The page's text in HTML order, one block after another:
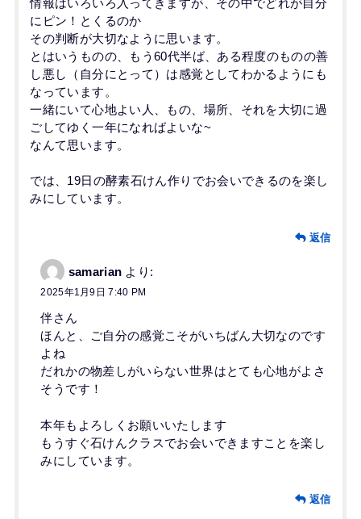
情報はいろいろ入ってきますが、その中でどれが自分
にピン！とくるのか
その判断が大切なように思います。
とはいうものの、もう60代半ば、ある程度のものの善
し悪し（自分にとって）は感覚としてわかるようにも
なっています。
一緒にいて心地よい人、もの、場所、それを大切に過
ごしてゆく一年になればよいな~
なんて思います。
では、19日の酵素石けん作りでお会いできるのを楽し
みにしています。
返信
samarian より:
2025年1月9日 7:40 PM
伴さん
ほんと、ご自分の感覚こそがいちばん大切なのです
よね
だれかの物差しがいらない世界はとても心地がよさ
そうです！
本年もよろしくお願いいたします
もうすぐ石けんクラスでお会いできますことを楽し
みにしています。
返信